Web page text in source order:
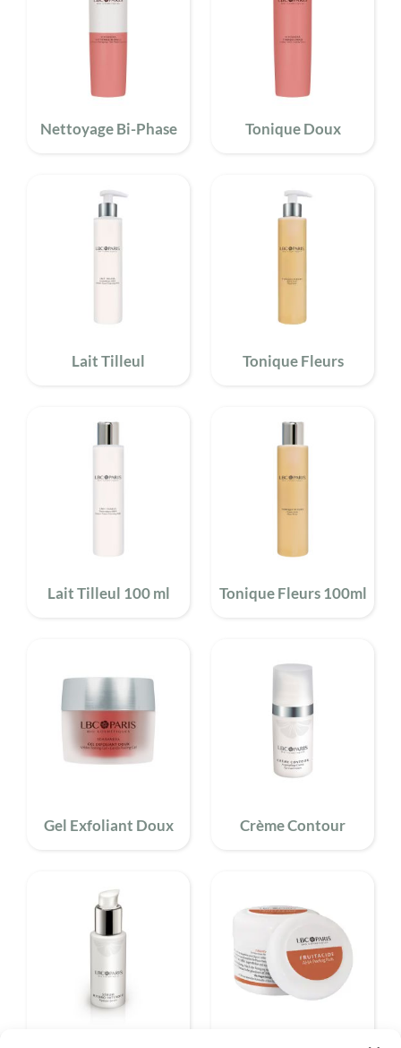
Nettoyage Bi-Phase Tonique Doux
Lait Tilleul Tonique Fleurs
Lait Tilleul 100 ml Tonique Fleurs 100ml
Gel Exfoliant Doux Crème Contour